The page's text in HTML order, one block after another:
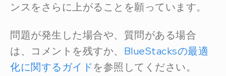
ンスをさらに上がることを願っています。
問題が発生した場合や、質問がある場合
は、コメントを残すか、 BlueStacksの最適
化に関するガイドを参照してください。